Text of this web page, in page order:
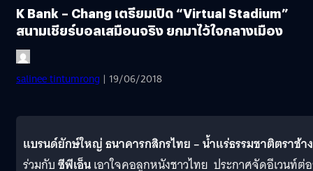
K Bank – Chang เตรียมเปิด “Virtual Stadium”
สนามเชียร์บอลเสมือนจริง ยกมาไว้ใจกลางเมือง
salinee tintumrong | 19/06/2018
แบรนด์ยักษ์ใหญ่ ธนาคารกสิกรไทย – น้ำแร่ธรรมชาติตราช้าง
ร่วมกับซีพีเอ็นเอาใจคอลูกหนังชาวไทย ประกาศจัดอีเวนท์ต่